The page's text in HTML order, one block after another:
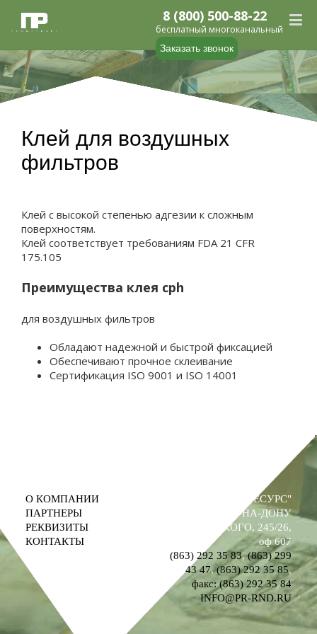
Заказать звонок
8 (800) 500-88-22
бесплатный многоканальный
Клей для воздушных
фильтров
Клей с высокой степенью адгезии к сложным
поверхностям.
Клей соответствует требованиям FDA 21 CFR
175.105
Преимущества клея cph
для воздушных фильтров
Обладают надежной и быстрой фиксацией
Обеспечивают прочное склеивание
Сертификация ISO 9001 и ISO 14001
О КОМПАНИИ
ПАРТНЕРЫ
РЕКВИЗИТЫ
КОНТАКТЫ
ООО "ПРОМРЕСУРС"
РОСТОВ-НА-ДОНУ
УЛ. М. ГОРЬКОГО, 245/26,
оф 607
(863) 292 35 83,(863) 299
43 47,(863) 292 35 85,
факс: (863) 292 35 84
INFO@PR-RND.RU